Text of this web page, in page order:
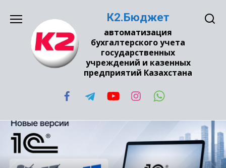
содержанию
К2.Бюджет
автоматизация
бухгалтерского учета
государственных
учреждений и казенных
предприятий Казахстана